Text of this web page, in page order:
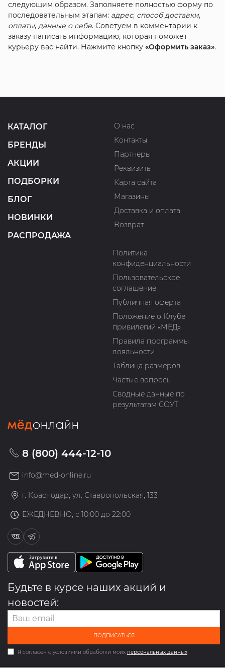
следующим образом. Заполняете полностью форму по
последовательным этапам: адрес, способ доставки,
оплаты, данные о себе. Советуем в комментарии к
заказу написать информацию, которая поможет
курьеру вас найти. Нажмите кнопку «Оформить заказ».
КАТАЛОГ
БРЕНДЫ
АКЦИИ
ПОДБОРКИ
БЛОГ
НОВИНКИ
РАСПРОДАЖА
О нас
Контакты
Партнеры
Реквизиты
Карта сайта
Магазины
Доставка и оплата
Возврат
Политика
конфиденциальности
Пользовательское
соглашение
Публичная оферта
Положение о Клубе
привилегий «МЁД»
Правила программы
лояльности
Таблица размеров
Частые вопросы
Сводные данные по
результатам СОУТ
8 (800) 444-12-10
info@med-online.ru
г. Краснодар, ул. Ставропольская, 133
ЕЖЕДНЕВНО, с 10:00 до 22:00
Будьте в курсе наших акций и
новостей:
ПОДПИСАТЬСЯ
Я согласен с условиями обработки моих персональных данных